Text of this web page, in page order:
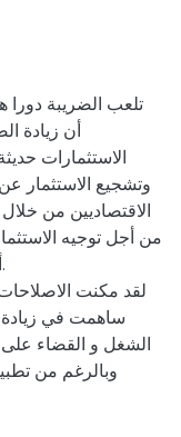
تلعب الضريبة دورا
أن زيادة
الاستثمارات
وتشجيع الاستثمار
الاقتصاديين من
من أجل توجيه
لقد مكنت
ساهمت في زيادة
الشغل و القضاء على
وبالرغم من